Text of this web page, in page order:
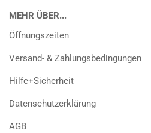
MEHR ÜBER...
Öffnungszeiten
Versand- & Zahlungsbedingungen
Hilfe+Sicherheit
Datenschutzerklärung
AGB